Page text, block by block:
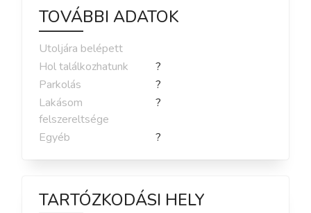
TOVÁBBI ADATOK
Utoljára belépett
Hol találkozhatunk
?
Parkolás
?
Lakásom
felszereltsége
?
Egyéb ?
TARTÓZKODÁSI HELY